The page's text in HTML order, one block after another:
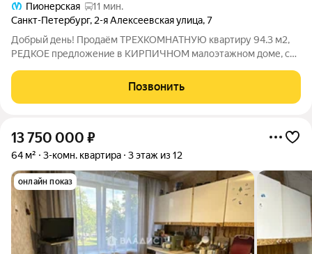
Пионерская
11 мин.
Санкт-Петербург, 2-я Алексеевская улица,7
Добрый день! Продаём ТРЕХКОМНАТНУЮ квартиру 94.3 м2,
РЕДКОЕ предложение в КИРПИЧНОМ малоэтажном доме, с
Графским прудом, в тихой и очень зеленой части приморского
района - Коломяги.
Позвонить
13 750 000 ₽
64 м² 3-комн. квартира 3 этаж из 12
онлайн показ